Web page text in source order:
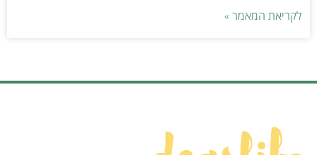
לקריאת המאמר »